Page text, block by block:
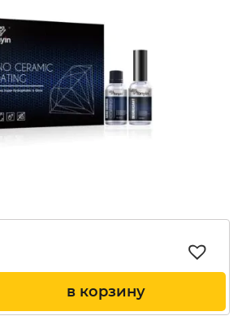
цена
3,476₴.
в корзину